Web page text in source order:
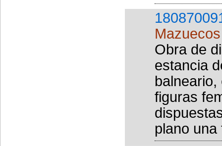
Obra de
estancia
figuras
plano